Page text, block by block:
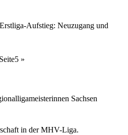
Aufstieg: Neuzugang und
Seite5 »
Sachsen
in der MHV-Liga.